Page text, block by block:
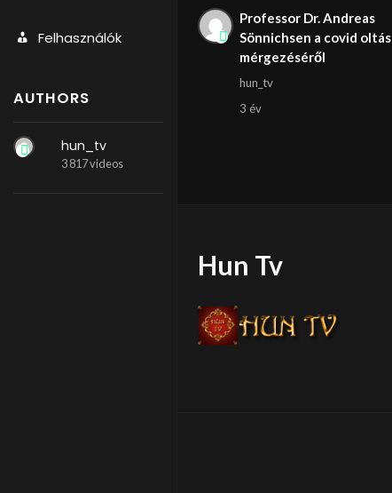
Felhasználók
AUTHORS
hun_tv
3 817 videos
Professor Dr. Andreas
Sönnichsen a covid oltás
mérgezéséről
hun_tv
3 év
Hun Tv